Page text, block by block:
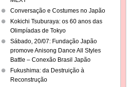
Conversação e Costumes no Japão
Kokichi Tsuburaya: os 60 anos das
Olimpíadas de Tokyo
Sábado, 20/07: Fundação Japão
promove Anisong Dance All Styles
Battle – Conexão Brasil Japão
Fukushima: da Destruição à
Reconstrução